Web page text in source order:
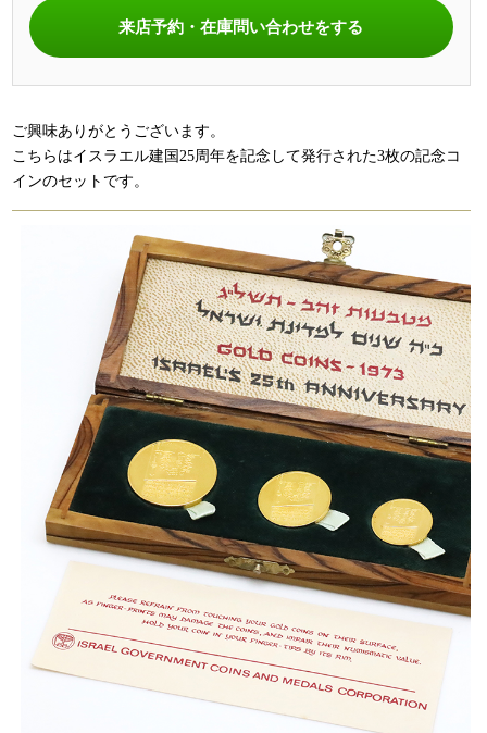
来店予約・在庫問い合わせをする
ご興味ありがとうございます。
こちらはイスラエル建国25周年を記念して発行された3枚の記念コ
インのセットです。